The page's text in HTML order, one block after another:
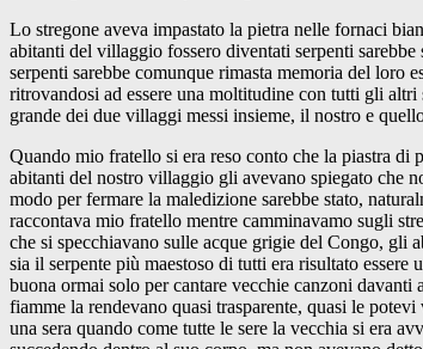
Lo stregone aveva impastato la pietra nelle fornaci
abitanti del villaggio fossero diventati serpenti
serpenti sarebbe comunque rimasta memoria del loro
ritrovandosi ad essere una moltitudine con tutti gli
grande dei due villaggi messi insieme, il nostro e
Quando mio fratello si era reso conto che la piastra di
abitanti del nostro villaggio gli avevano spiegato che
modo per fermare la maledizione sarebbe stato,
raccontava mio fratello mentre camminavamo sugli
che si specchiavano sulle acque grigie del Congo, gli
sia il serpente più maestoso di tutti era risultato
buona ormai solo per cantare vecchie canzoni davanti
fiamme la rendevano quasi trasparente, quasi le
una sera quando come tutte le sere la vecchia si era